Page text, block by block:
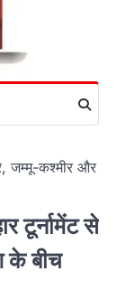
जम्मू-कश्मीर और
टूर्नामेंट से
के बीच